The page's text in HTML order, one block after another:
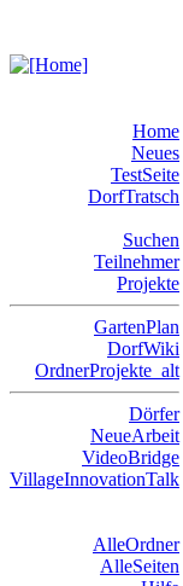
Home
Neues
TestSeite
DorfTratsch
Suchen
Teilnehmer
Projekte
GartenPlan
DorfWiki
OrdnerProjekte_alt
Dörfer
NeueArbeit
VideoBridge
VillageInnovationTalk
AlleOrdner
AlleSeiten